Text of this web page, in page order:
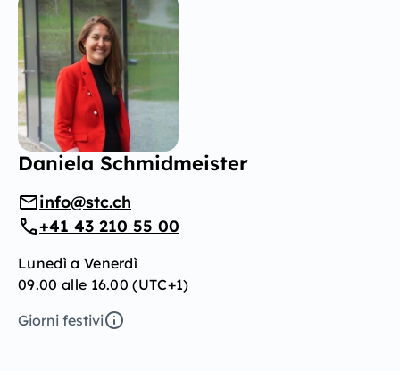
Daniela Schmidmeister
info@stc.ch
+41 43 210 55 00
Lunedì a Venerdì
09.00 alle 16.00 (UTC+1)
Giorni festivi